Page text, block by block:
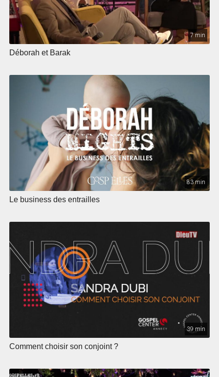
7 min
Déborah et Barak
83 min
Le business des entrailles
39 min
Comment choisir son conjoint ?